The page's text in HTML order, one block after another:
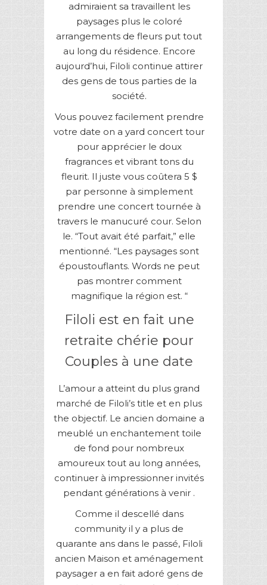
admiraient sa travaillent les
paysages plus le coloré
arrangements de fleurs put tout
au long du résidence. Encore
aujourd’hui, Filoli continue attirer
des gens de tous parties de la
société.
Vous pouvez facilement prendre
votre date on a yard concert tour
pour apprécier le doux
fragrances et vibrant tons du
fleurit. Il juste vous coûtera 5 $
par personne à simplement
prendre une concert tournée à
travers le manucuré cour. Selon
le. “Tout avait été parfait,” elle
mentionné. “Les paysages sont
époustouflants. Words ne peut
pas montrer comment
magnifique la région est. “
Filoli est en fait une
retraite chérie pour
Couples à une date
L’amour a atteint du plus grand
marché de Filoli’s title et en plus
the objectif. Le ancien domaine a
meublé un enchantement toile
de fond pour nombreux
amoureux tout au long années,
continuer à impressionner invités
pendant générations à venir .
Comme il descellé dans
community il y a plus de
quarante ans dans le passé, Filoli
ancien Maison et aménagement
paysager a en fait adoré gens de